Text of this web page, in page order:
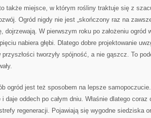
także miejsce, w którym rośliny traktuje się z
Ogród nigdy nie jest „skończony raz na
dojrzewają. W pierwszym roku po założeniu ogród
nabiera głębi. Dlatego dobre projektowanie
tworzyły spójność, a nie gąszcz. To
ogród jest też sposobem na lepsze
i daje oddech po całym dniu. Właśnie dlatego
regeneracji. Pojawiają się wygodne siedziska